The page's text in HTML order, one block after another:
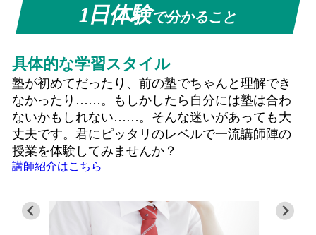
1日体験で分かること
具体的な学習スタイル
塾が初めてだったり、前の塾でちゃんと理解でき
なかったり……。もしかしたら自分には塾は合わ
ないかもしれない……。そんな迷いがあっても大
丈夫です。君にピッタリのレベルで一流講師陣の
授業を体験してみませんか？
講師紹介はこちら